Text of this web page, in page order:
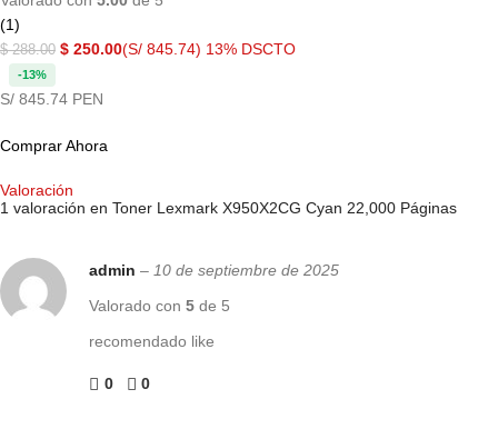
(1)
$288.00 $ 250.00(S/ 845.74) 13% DSCTO
-13%
S/ 845.74 PEN
Comprar Ahora
Valoración
1 valoración en Toner Lexmark X950X2CG Cyan 22,000 Páginas
admin – 10 de septiembre de 2025
Valorado con 5 de 5
recomendado like
0 0